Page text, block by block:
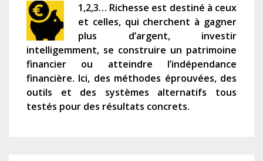
1,2,3… Richesse est destiné à ceux
et celles, qui cherchent à gagner
plus d’argent, investir
intelligemment, se construire un patrimoine
financier ou atteindre l’indépendance
financière. Ici, des méthodes éprouvées, des
outils et des systèmes alternatifs tous
testés pour des résultats concrets.